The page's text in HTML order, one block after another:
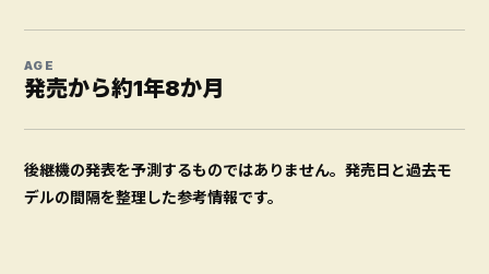
AGE
発売から約1年8か月
後継機の発表を予測するものではありません。発売日と過去モ
デルの間隔を整理した参考情報です。